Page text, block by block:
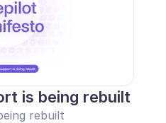
is being rebuilt
rebuilt